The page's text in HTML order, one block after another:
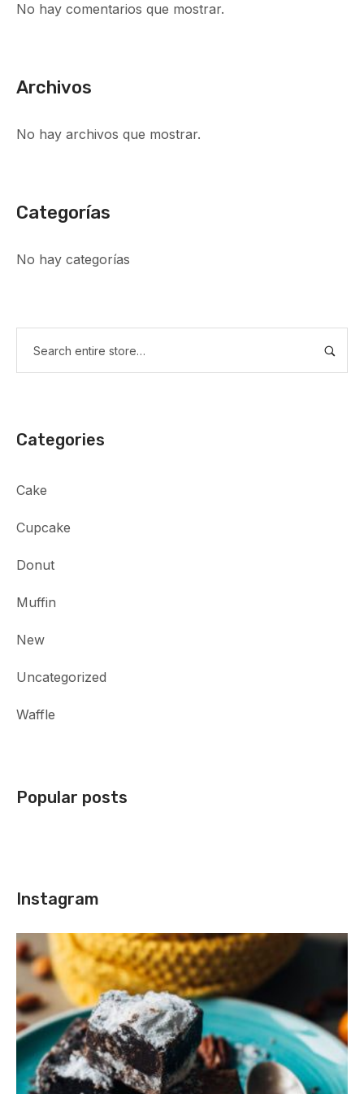
No hay comentarios que mostrar.
Archivos
No hay archivos que mostrar.
Categorías
No hay categorías
Categories
Cake
Cupcake
Donut
Muffin
New
Uncategorized
Waffle
Popular posts
Instagram